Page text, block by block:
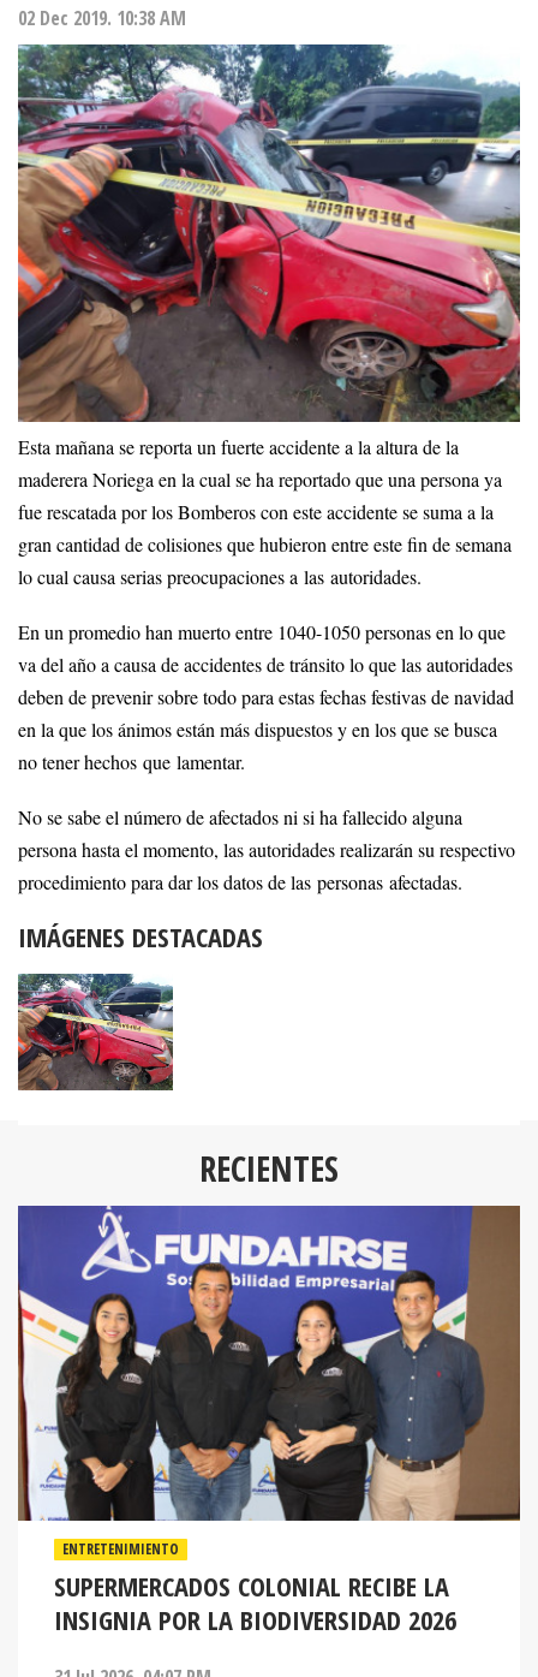
02 Dec 2019. 10:38 AM
Esta mañana se reporta un fuerte accidente a la altura de la
maderera Noriega en la cual se ha reportado que una persona ya
fue rescatada por los Bomberos con este accidente se suma a la
gran cantidad de colisiones que hubieron entre este fin de semana
lo cual causa serias preocupaciones a las autoridades.
En un promedio han muerto entre 1040-1050 personas en lo que
va del año a causa de accidentes de tránsito lo que las autoridades
deben de prevenir sobre todo para estas fechas festivas de navidad
en la que los ánimos están más dispuestos y en los que se busca
no tener hechos que lamentar.
No se sabe el número de afectados ni si ha fallecido alguna
persona hasta el momento, las autoridades realizarán su respectivo
procedimiento para dar los datos de las personas afectadas.
IMÁGENES DESTACADAS
RECIENTES
ENTRETENIMIENTO
SUPERMERCADOS COLONIAL RECIBE LA
INSIGNIA POR LA BIODIVERSIDAD 2026